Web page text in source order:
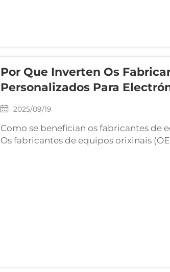
Por Que Inverten Os
Personalizados Para
2025/09/19
Como se benefician os fabricantes de
Os fabricantes de equipos orixinais